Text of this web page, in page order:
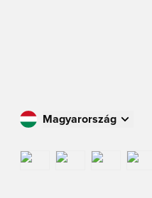
Magyarország